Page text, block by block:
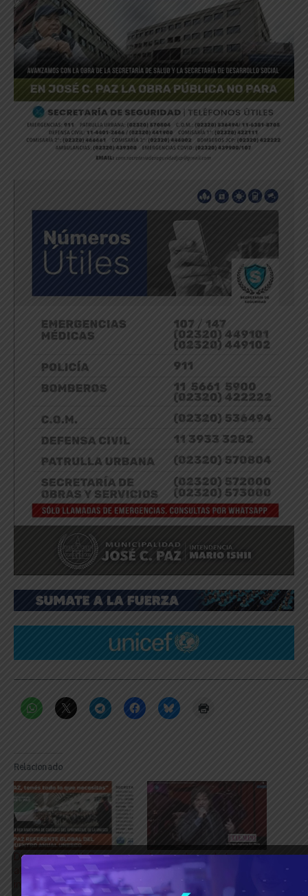
Relacionado
Diputados de UxP exigen
al gobierno de Milei que
informe sobre el envío de
Así vio el mundo las
críticas al “show de rock”
de Milei en plena crisis